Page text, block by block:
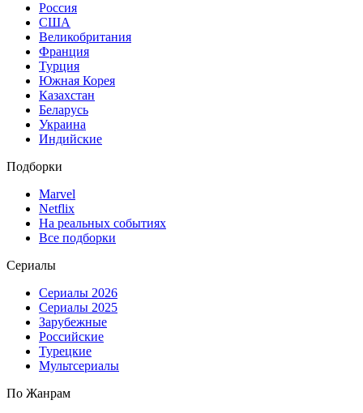
Россия
США
Великобритания
Франция
Турция
Южная Корея
Казахстан
Беларусь
Украина
Индийские
Подборки
Marvel
Netflix
На реальных событиях
Все подборки
Сериалы
Сериалы 2026
Сериалы 2025
Зарубежные
Российские
Турецкие
Мультсериалы
По Жанрам